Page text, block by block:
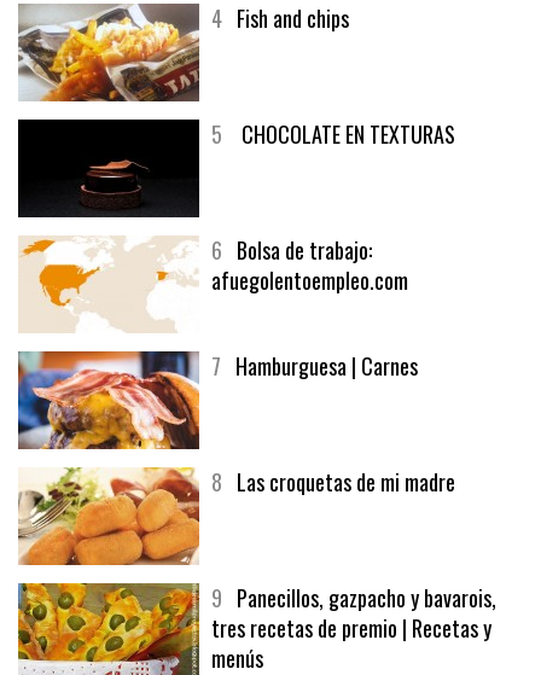
4 Fish and chips
5 CHOCOLATE EN TEXTURAS
6 Bolsa de trabajo:
afuegolentoempleo.com
7 Hamburguesa | Carnes
8 Las croquetas de mi madre
9 Panecillos, gazpacho y bavarois,
tres recetas de premio | Recetas y
menús